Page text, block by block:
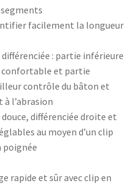
facilement la longueur
: partie inférieure
confortable et partie
contrôle du bâton et
à l’abrasion
différenciée droite et
au moyen d’un clip
poignée
rapide et sûr avec clip en